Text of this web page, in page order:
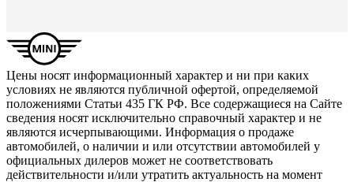
Цены носят информационный характер и ни при каких
условиях не являются публичной офертой, определяемой
положениями Статьи 435 ГК РФ. Все содержащиеся на Сайте
сведения носят исключительно справочный характер и не
являются исчерпывающими. Информация о продаже
автомобилей, о наличии и или отсутствии автомобилей у
официальных дилеров может не соответствовать
действительности и/или утратить актуальность на момент